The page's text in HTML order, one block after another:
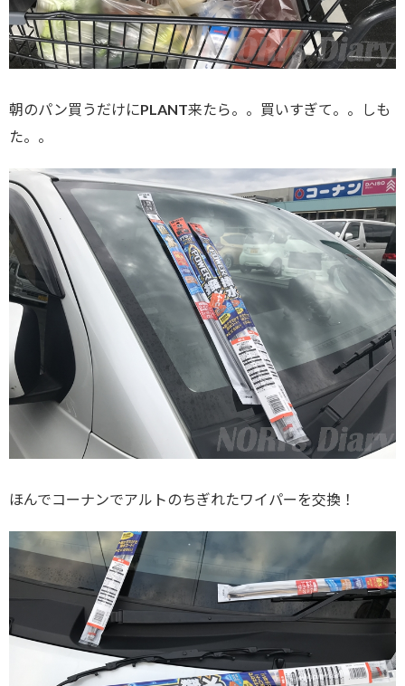
朝のパン買うだけにPLANT来たら。。買いすぎて。。しも
た。。
ほんでコーナンでアルトのちぎれたワイパーを交換！